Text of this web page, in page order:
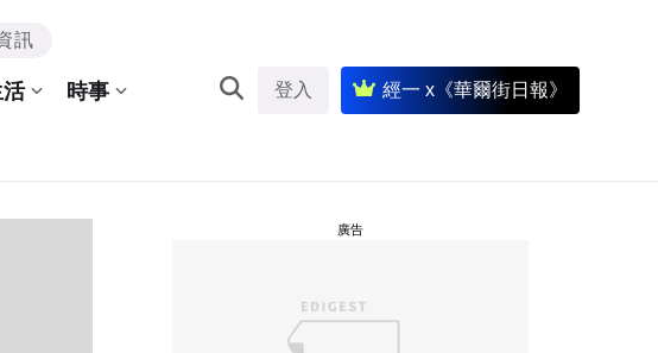
訊
時事 登入 經一 x《華爾街日報》
廣告